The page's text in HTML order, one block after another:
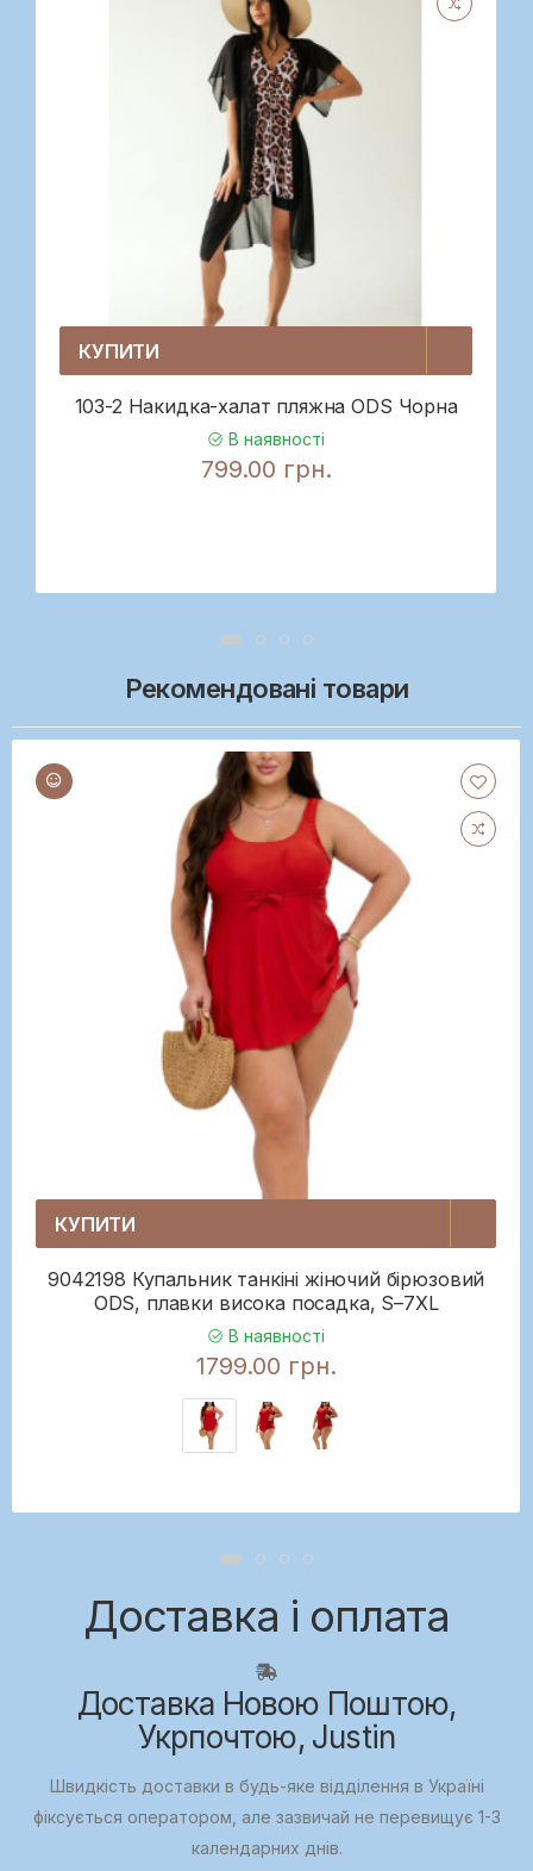
КУПИТИ
103-2 Накидка-халат пляжна ODS Чорна
В наявності
799.00 грн.
Рекомендовані товари
КУПИТИ
9042198 Купальник танкіні жіночий бірюзовий
ODS, плавки висока посадка, S–7XL
В наявності
1799.00 грн.
Доставка і оплата
Доставка Новою Поштою,
Укрпочтою, Justin
Швидкість доставки в будь-яке відділення в Україні
фіксується оператором, але зазвичай не перевищує 1-3
календарних днів.